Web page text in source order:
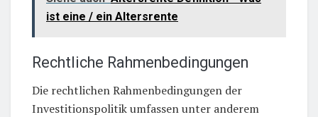
ist eine / ein Altersrente
Rechtliche Rahmenbedingungen
Die rechtlichen Rahmenbedingungen der
Investitionspolitik umfassen unter anderem